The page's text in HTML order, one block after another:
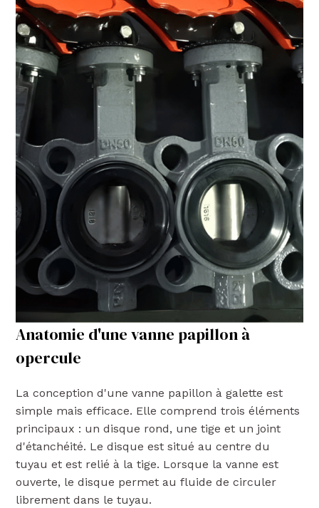
Anatomie d'une vanne papillon à
opercule
La conception d'une vanne papillon à galette est
simple mais efficace. Elle comprend trois éléments
principaux : un disque rond, une tige et un joint
d'étanchéité. Le disque est situé au centre du
tuyau et est relié à la tige. Lorsque la vanne est
ouverte, le disque permet au fluide de circuler
librement dans le tuyau.